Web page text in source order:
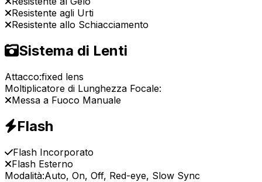
Resistente agli Urti
Resistente allo Schiacciamento
Sistema di Lenti
Attacco:fixed lens
Moltiplicatore di Lunghezza Focale:
Messa a Fuoco Manuale
Flash
Flash Incorporato
Flash Esterno
Modalità:Auto, On, Off, Red-eye, Slow Sync